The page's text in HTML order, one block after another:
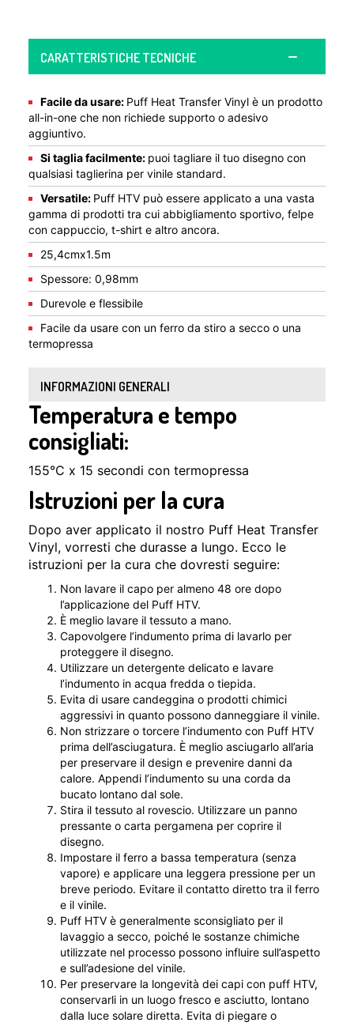
CARATTERISTICHE TECNICHE
Facile da usare: Puff Heat Transfer Vinyl è un prodotto
all-in-one che non richiede supporto o adesivo
aggiuntivo.
Si taglia facilmente: puoi tagliare il tuo disegno con
qualsiasi taglierina per vinile standard.
Versatile: Puff HTV può essere applicato a una vasta
gamma di prodotti tra cui abbigliamento sportivo, felpe
con cappuccio, t-shirt e altro ancora.
25,4cmx1.5m
Spessore: 0,98mm
Durevole e flessibile
Facile da usare con un ferro da stiro a secco o una
termopressa
INFORMAZIONI GENERALI
Temperatura e tempo
consigliati:
155°C x 15 secondi con termopressa
Istruzioni per la cura
Dopo aver applicato il nostro Puff Heat Transfer
Vinyl, vorresti che durasse a lungo. Ecco le
istruzioni per la cura che dovresti seguire:
Non lavare il capo per almeno 48 ore dopo
l’applicazione del Puff HTV.
È meglio lavare il tessuto a mano.
Capovolgere l’indumento prima di lavarlo per
proteggere il disegno.
Utilizzare un detergente delicato e lavare
l’indumento in acqua fredda o tiepida.
Evita di usare candeggina o prodotti chimici
aggressivi in ​​quanto possono danneggiare il vinile.
Non strizzare o torcere l’indumento con Puff HTV
prima dell’asciugatura. È meglio asciugarlo all’aria
per preservare il design e prevenire danni da
calore. Appendi l’indumento su una corda da
bucato lontano dal sole.
Stira il tessuto al rovescio. Utilizzare un panno
pressante o carta pergamena per coprire il
disegno.
Impostare il ferro a bassa temperatura (senza
vapore) e applicare una leggera pressione per un
breve periodo. Evitare il contatto diretto tra il ferro
e il vinile.
Puff HTV è generalmente sconsigliato per il
lavaggio a secco, poiché le sostanze chimiche
utilizzate nel processo possono influire sull’aspetto
e sull’adesione del vinile.
Per preservare la longevità dei capi con puff HTV,
conservarli in un luogo fresco e asciutto, lontano
dalla luce solare diretta. Evita di piegare o